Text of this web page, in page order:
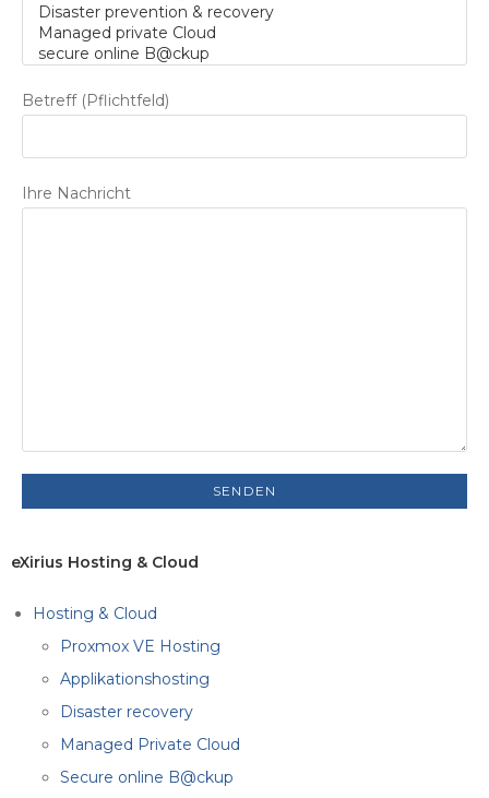
Betreff (Pflichtfeld)
Ihre Nachricht
l
eXirius Hosting & Cloud
Hosting & Cloud
Proxmox VE Hosting
Applikationshosting
Disaster recovery
Managed Private Cloud
Secure online B@ckup